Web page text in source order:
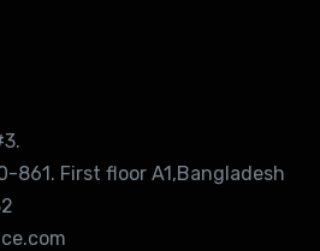
861. First floor A1,Bangladesh